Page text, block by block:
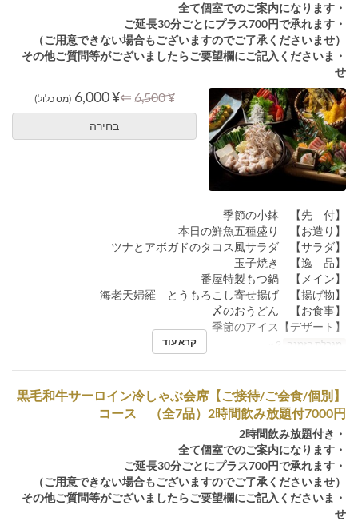
・全て個室でのご案内になります
・ご延長30分ごとにプラス700円で承れます
（ご用意できない場合もございますのでご了承くださいませ）
・その他ご質問等がございましたらご要望欄にご記入くださいま
せ
¥ 6,500
⇐
¥ 6,000 (מס כלול)
בחירה
【先 付】 季節の小鉢
【お造り】 本日の鮮魚五種盛り
【サラダ】 ツナとアボガドのタコス風サラダ
【逸 品】 玉子焼き
【メイン】 番屋特製もつ鍋
【揚げ物】 海老天婦羅 とうもろこし寄せ揚げ
【お食事】 〆のおうどん
【デザート】季節のアイス
מגבלת הזמנה קרא עוד
【ご接待/ご会食/個別】黒毛和牛サーロイン冷しゃぶ会席
コース （全7品）2時間飲み放題付7000円
・2時間飲み放題付き
・全て個室でのご案内になります
・ご延長30分ごとにプラス700円で承れます
（ご用意できない場合もございますのでご了承くださいませ）
・その他ご質問等がございましたらご要望欄にご記入くださいま
せ